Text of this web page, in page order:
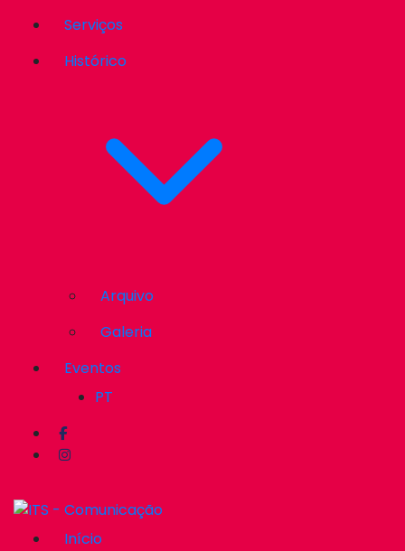
Serviços
Histórico
Arquivo
Galeria
Eventos
PT
Início